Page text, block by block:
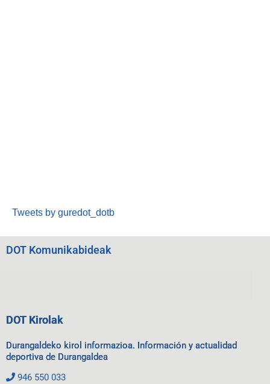
Tweets by guredot_dotb
DOT Komunikabideak
DOT Kirolak
Durangaldeko kirol informazioa. Información y actualidad
deportiva de Durangaldea
946 550 033